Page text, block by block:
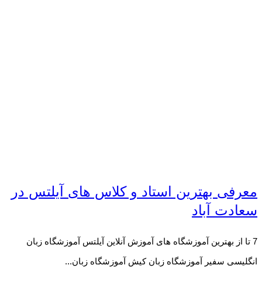
معرفی بهترین استاد و کلاس های آیلتس در
سعادت آباد
7 تا از بهترین آموزشگاه های آموزش آنلاین آیلتس آموزشگاه زبان
انگلیسی سفیر آموزشگاه زبان کیش آموزشگاه زبان...